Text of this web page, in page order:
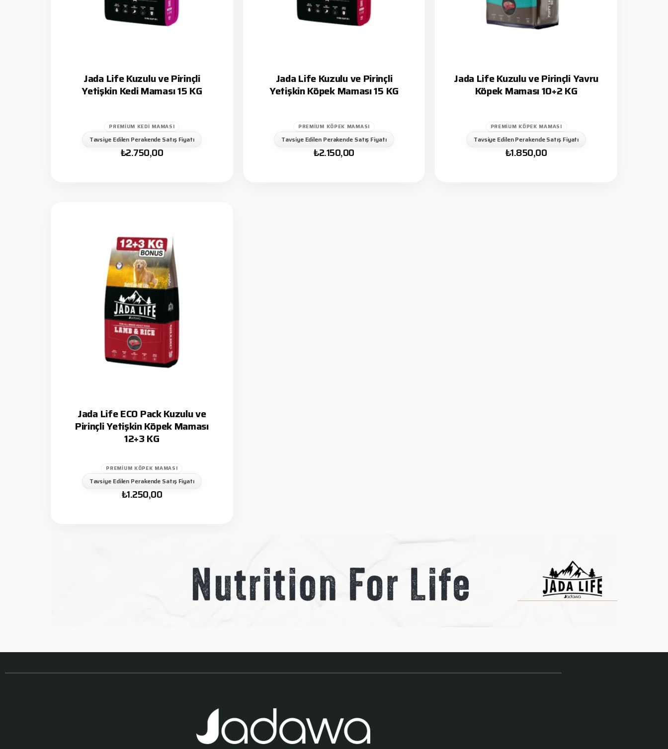
Jada Life Kuzulu ve Pirinçli
Yetişkin Kedi Maması 15 KG
PREMIUM KEDI MAMASI
Tavsiye Edilen Perakende Satış Fiyatı
₺2.750,00
Jada Life Kuzulu ve Pirinçli
Yetişkin Köpek Maması 15 KG
PREMIUM KÖPEK MAMASI
Tavsiye Edilen Perakende Satış Fiyatı
₺2.150,00
Jada Life Kuzulu ve Pirinçli Yavru
Köpek Maması 10+2 KG
PREMIUM KÖPEK MAMASI
Tavsiye Edilen Perakende Satış Fiyatı
₺1.850,00
Jada Life ECO Pack Kuzulu ve
Pirinçli Yetişkin Köpek Maması
12+3 KG
PREMIUM KÖPEK MAMASI
Tavsiye Edilen Perakende Satış Fiyatı
₺1.250,00